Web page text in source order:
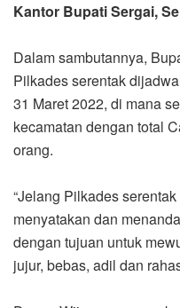
Kantor Bupati Sergai,
Dalam sambutannya,
Pilkades serentak
31 Maret 2022, di mana
kecamatan dengan total
orang.
“Jelang Pilkades
menyatakan dan
dengan tujuan untuk
jujur, bebas, adil dan